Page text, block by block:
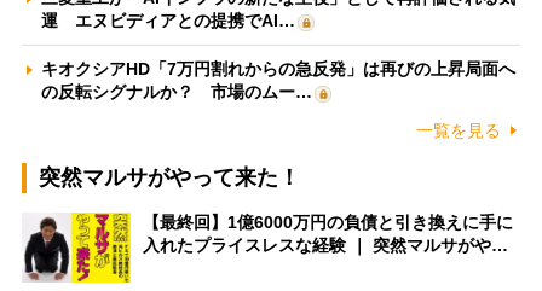
運 エヌビディアとの提携でAI…
キオクシアHD「7万円割れからの急反発」は再びの上昇局面へ
の反転シグナルか？ 市場のムー…
一覧を見る
突然マルサがやって来た！
【最終回】1億6000万円の負債と引き換えに手に
入れたプライスレスな経験 ｜ 突然マルサがや…